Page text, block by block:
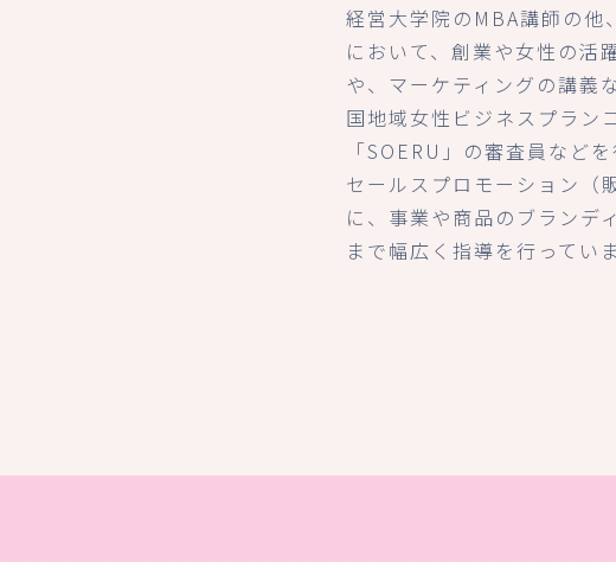
経営大学院のMBA講師の他
において、創業や女性の活
や、マーケティングの講義
国地域女性ビジネスプラン
「SOERU」の審査員などを
セールスプロモーション（
に、事業や商品のブランデ
まで幅広く指導を行っていま